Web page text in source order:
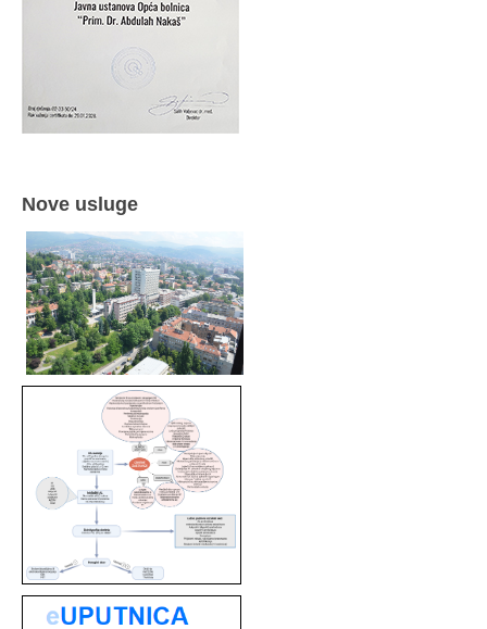
Nove usluge